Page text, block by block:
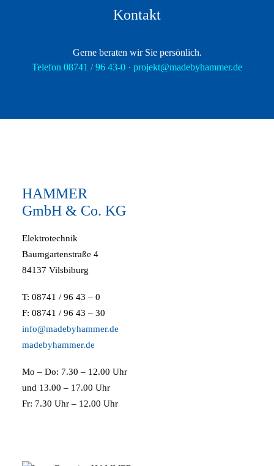
Kontakt
Gerne beraten wir Sie persönlich.
Telefon 08741 / 96 43-0 · projekt@madebyhammer.de
HAMMER
GmbH & Co. KG
Elektrotechnik
Baumgartenstraße 4
84137 Vilsbiburg
T: 08741 / 96 43 – 0
F: 08741 / 96 43 – 30
info@madebyhammer.de
madebyhammer.de
Mo – Do: 7.30 – 12.00 Uhr
und 13.00 – 17.00 Uhr
Fr: 7.30 Uhr – 12.00 Uhr